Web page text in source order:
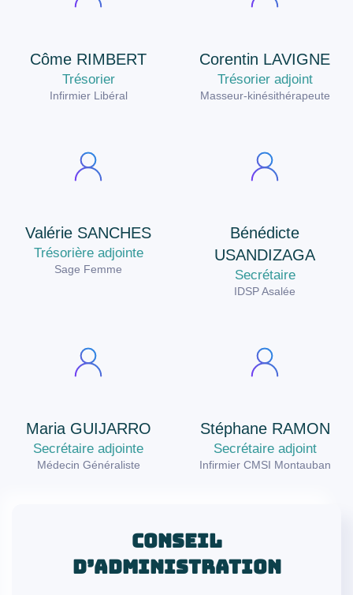
Côme RIMBERT
Trésorier
Infirmier Libéral
Corentin LAVIGNE
Trésorier adjoint
Masseur-kinésithérapeute
Valérie SANCHES
Trésorière adjointe
Sage Femme
Bénédicte
USANDIZAGA
Secrétaire
IDSP Asalée
Maria GUIJARRO
Secrétaire adjointe
Médecin Généraliste
Stéphane RAMON
Secrétaire adjoint
Infirmier CMSI Montauban
Conseil
d’Administration